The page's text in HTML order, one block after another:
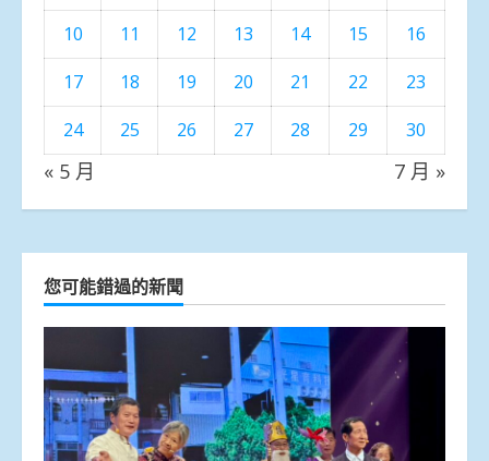
10
11 12 13 14 15
16
17
18 19 20 21 22
23
24
25 26 27 28 29 30
« 5 月 7 月 »
您可能錯過的新聞